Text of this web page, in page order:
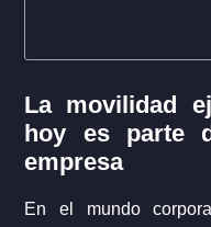
La movilidad
hoy es parte
empresa
En el mundo